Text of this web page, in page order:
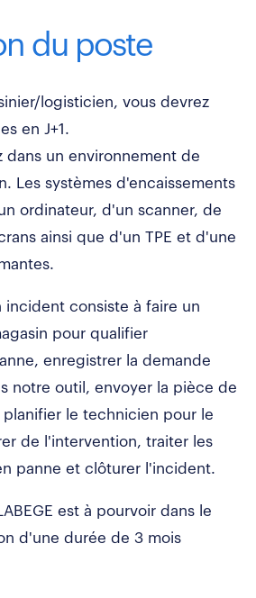
du poste
logisticien, vous devrez
en J+1.
dans un environnement de
Les systèmes d'encaissements
ordinateur, d'un scanner, de
ainsi que d'un TPE et d'une
incident consiste à faire un
pour qualifier
enregistrer la demande
notre outil, envoyer la pièce de
planifier le technicien pour le
de l'intervention, traiter les
panne et clôturer l'incident.
est à pourvoir dans le
d'une durée de 3 mois